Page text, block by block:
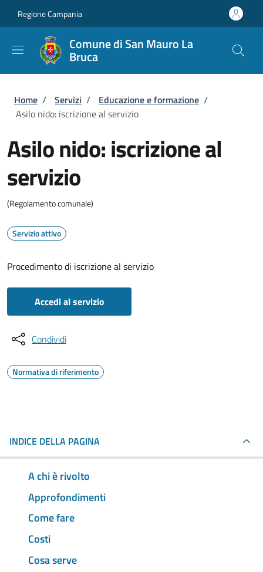
Regione Campania
Comune di San Mauro La
Bruca
Briciole di pane
Home / Servizi / Educazione e formazione /
Asilo nido: iscrizione al servizio
Asilo nido: iscrizione al
servizio
(Regolamento comunale)
Servizio attivo
Procedimento di iscrizione al servizio
Accedi al servizio
Condividi
Normativa di riferimento
INDICE DELLA PAGINA
A chi è rivolto
Approfondimenti
Come fare
Costi
Cosa serve